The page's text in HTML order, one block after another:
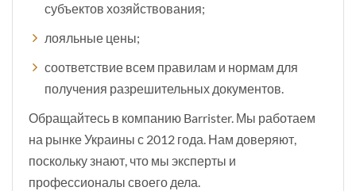
субъектов хозяйствования;
лояльные цены;
соответствие всем правилам и нормам для
получения разрешительных документов.
Обращайтесь в компанию Barrister. Мы работаем
на рынке Украины с 2012 года. Нам доверяют,
поскольку знают, что мы эксперты и
профессионалы своего дела.